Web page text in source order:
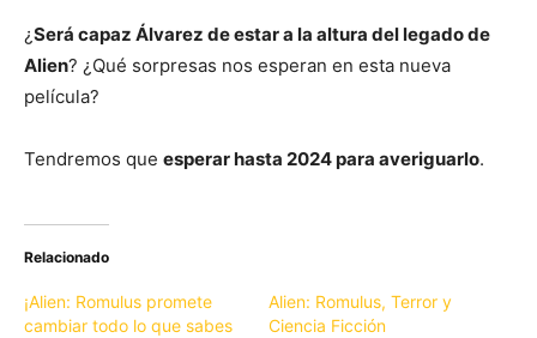
¿Será capaz Álvarez de estar a la altura del legado de
Alien? ¿Qué sorpresas nos esperan en esta nueva
película?
Tendremos que esperar hasta 2024 para averiguarlo.
Relacionado
¡Alien: Romulus promete
cambiar todo lo que sabes
Alien: Romulus, Terror y
Ciencia Ficción